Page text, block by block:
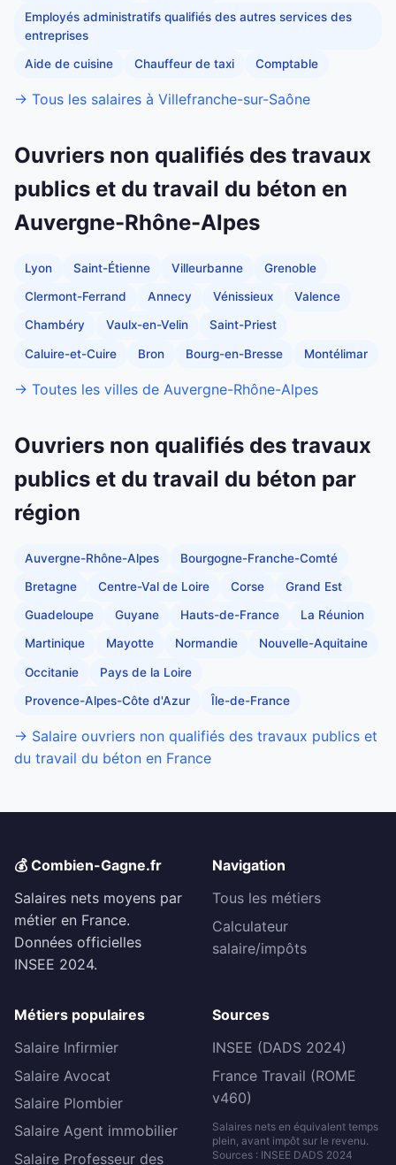
Employés administratifs qualifiés des autres services des
entreprises
Aide de cuisine Chauffeur de taxi Comptable
→ Tous les salaires à Villefranche-sur-Saône
Ouvriers non qualifiés des travaux
publics et du travail du béton en
Auvergne-Rhône-Alpes
Lyon Saint-Étienne Villeurbanne Grenoble
Clermont-Ferrand Annecy Vénissieux Valence
Chambéry Vaulx-en-Velin Saint-Priest
Caluire-et-Cuire Bron Bourg-en-Bresse Montélimar
→ Toutes les villes de Auvergne-Rhône-Alpes
Ouvriers non qualifiés des travaux
publics et du travail du béton par
région
Auvergne-Rhône-Alpes Bourgogne-Franche-Comté
Bretagne Centre-Val de Loire Corse Grand Est
Guadeloupe Guyane Hauts-de-France La Réunion
Martinique Mayotte Normandie Nouvelle-Aquitaine
Occitanie Pays de la Loire
Provence-Alpes-Côte d'Azur Île-de-France
→ Salaire ouvriers non qualifiés des travaux publics et
du travail du béton en France
💰 Combien-Gagne.fr
Salaires nets moyens par
métier en France.
Données officielles
INSEE 2024.
Navigation
Tous les métiers
Calculateur
salaire/impôts
Métiers populaires
Salaire Infirmier
Salaire Avocat
Salaire Plombier
Salaire Agent immobilier
Salaire Professeur des
Sources
INSEE (DADS 2024)
France Travail (ROME
v460)
Salaires nets en équivalent temps
plein, avant impôt sur le revenu.
Sources : INSEE DADS 2024